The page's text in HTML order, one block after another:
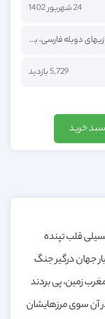
24 شهریور 1402
دوبله فارسی،بازیهای فارسی
5,729 بازدید
خرید
قلب تپنده
جهان درگیر جنگ
زمین، پی بردند
آن سوی مرزهایشان